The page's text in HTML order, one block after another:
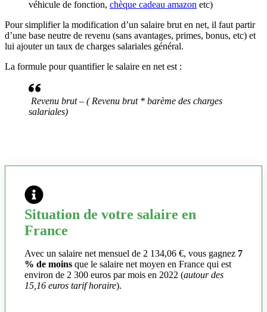
véhicule de fonction, chèque cadeau amazon etc)
Pour simplifier la modification d’un salaire brut en net, il faut partir
d’une base neutre de revenu (sans avantages, primes, bonus, etc) et
lui ajouter un taux de charges salariales général.
La formule pour quantifier le salaire en net est :
Revenu brut – ( Revenu brut * barème des charges
salariales)
Situation de votre salaire en
France
Avec un salaire net mensuel de 2 134,06 €, vous gagnez 7
% de moins que le salaire net moyen en France qui est
environ de 2 300 euros par mois en 2022 (autour des
15,16 euros tarif horaire).